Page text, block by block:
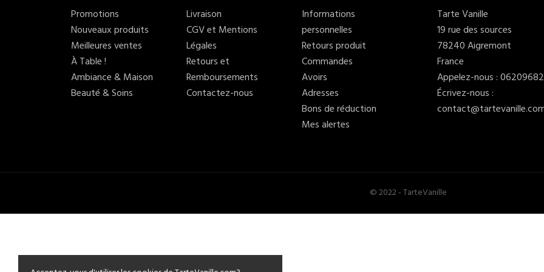
Promotions
Nouveaux produits
Meilleures ventes
À Table !
Ambiance & Maison
Beauté & Soins
Livraison
CGV et Mentions
Légales
Retours et
Remboursements
Contactez-nous
Informations
personnelles
Retours produit
Commandes
Avoirs
Adresses
Bons de réduction
Mes alertes
Tarte Vanille
19 rue des sources
78240 Aigremont
France
Appelez-nous :
Écrivez-nous :
© 2022 - TarteVanille